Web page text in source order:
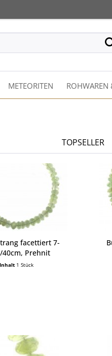
METEORITEN ROHWAREN
TOPSELLER
facettiert 7-
40cm, Prehnit
Inhalt 1 Stück